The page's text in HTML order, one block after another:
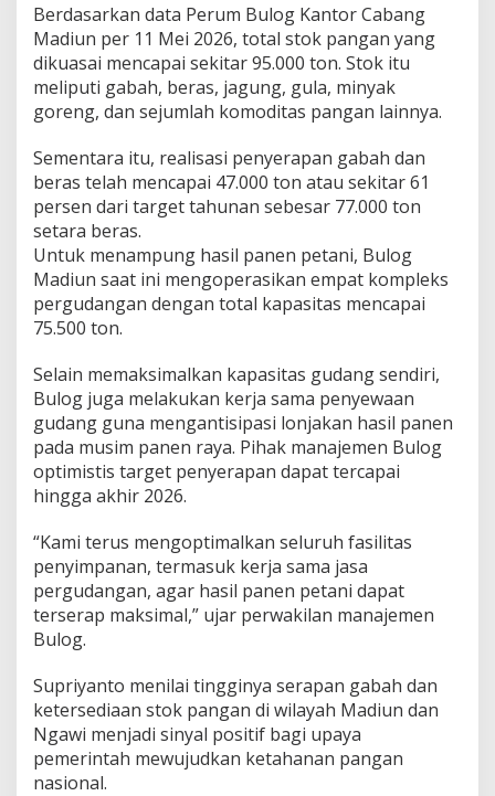
i
n
T
a
g
t
S
w
e
m
b
B
e
r
a
s
T
e
c
a
p
a
i
Berdasarkan data Perum Bulog Kantor Cabang
Madiun per 11 Mei 2026, total stok pangan yang
dikuasai mencapai sekitar 95.000 ton. Stok itu
meliputi gabah, beras, jagung, gula, minyak
goreng, dan sejumlah komoditas pangan lainnya.
Sementara itu, realisasi penyerapan gabah dan
beras telah mencapai 47.000 ton atau sekitar 61
persen dari target tahunan sebesar 77.000 ton
setara beras.
Untuk menampung hasil panen petani, Bulog
Madiun saat ini mengoperasikan empat kompleks
pergudangan dengan total kapasitas mencapai
75.500 ton.
Selain memaksimalkan kapasitas gudang sendiri,
Bulog juga melakukan kerja sama penyewaan
gudang guna mengantisipasi lonjakan hasil panen
pada musim panen raya. Pihak manajemen Bulog
optimistis target penyerapan dapat tercapai
hingga akhir 2026.
“Kami terus mengoptimalkan seluruh fasilitas
penyimpanan, termasuk kerja sama jasa
pergudangan, agar hasil panen petani dapat
terserap maksimal,” ujar perwakilan manajemen
Bulog.
Supriyanto menilai tingginya serapan gabah dan
ketersediaan stok pangan di wilayah Madiun dan
Ngawi menjadi sinyal positif bagi upaya
pemerintah mewujudkan ketahanan pangan
nasional.